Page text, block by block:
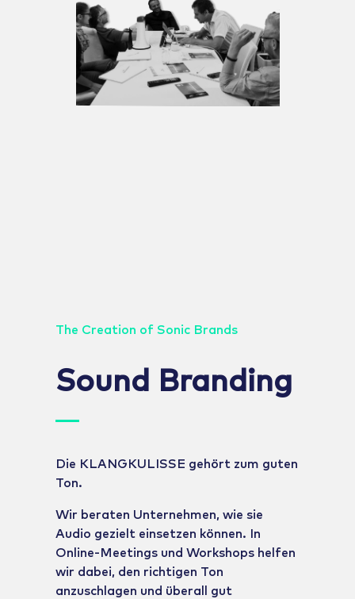
The Creation of Sonic Brands
Sound Branding
Die KLANGKULISSE gehört zum guten
Ton.
Wir beraten Unternehmen, wie sie
Audio gezielt einsetzen können. In
Online-Meetings und Workshops helfen
wir dabei, den richtigen Ton
anzuschlagen und überall gut